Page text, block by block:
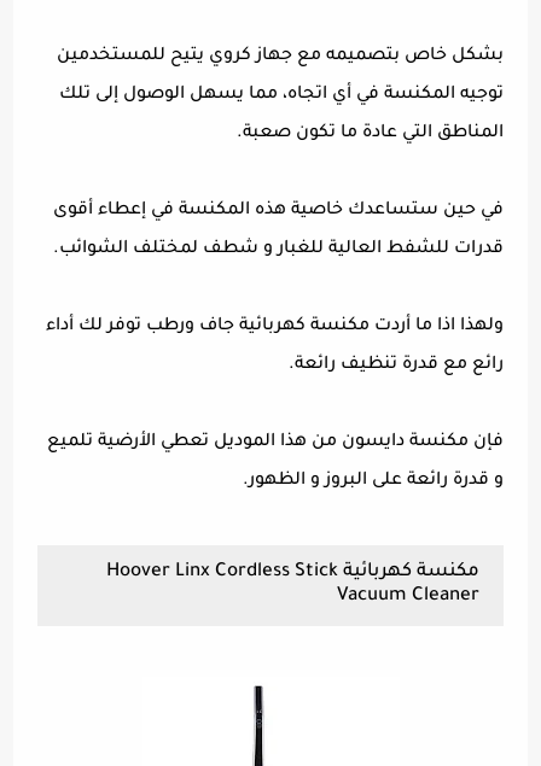
بشكل خاص بتصميمه مع جهاز كروي يتيح للمستخدمين
توجيه المكنسة في أي اتجاه، مما يسهل الوصول إلى تلك
المناطق التي عادة ما تكون صعبة.
في حين ستساعدك خاصية هذه المكنسة في إعطاء أقوى
قدرات للشفط العالية للغبار و شطف لمختلف الشوائب.
ولهذا اذا ما أردت مكنسة كهربائية جاف ورطب توفر لك أداء
رائع مع قدرة تنظيف رائعة.
فإن مكنسة دايسون من هذا الموديل تعطي الأرضية تلميع
و قدرة رائعة على البروز و الظهور.
مكنسة كهربائية Hoover Linx Cordless Stick
Vacuum Cleaner